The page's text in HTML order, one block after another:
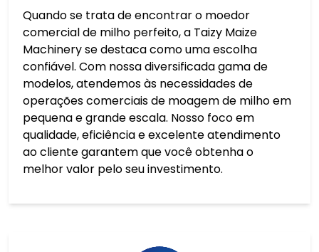
Quando se trata de encontrar o moedor
comercial de milho perfeito, a Taizy Maize
Machinery se destaca como uma escolha
confiável. Com nossa diversificada gama de
modelos, atendemos às necessidades de
operações comerciais de moagem de milho em
pequena e grande escala. Nosso foco em
qualidade, eficiência e excelente atendimento
ao cliente garantem que você obtenha o
melhor valor pelo seu investimento.